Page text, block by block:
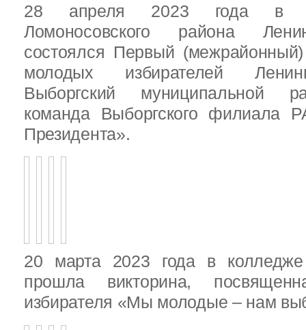
28 апреля 2023 года в
Ломоносовского района
состоялся Первый
молодых избирателей
Выборгский муниципальной
команда Выборгского филиала
Президента».
20 марта 2023 года в колледже
прошла викторина,
избирателя «Мы молодые – нам